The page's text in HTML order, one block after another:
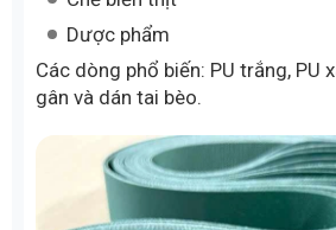
Dược phẩm
Các dòng phổ biến: PU trắng, PU
gân và dán tai bèo.